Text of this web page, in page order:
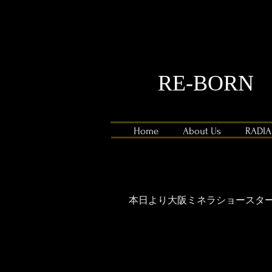
Home About Us
RE-BORN
本日より大阪ミネラショースタ